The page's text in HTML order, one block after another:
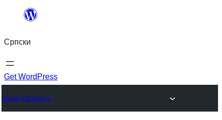
Скочи
садржај
Српски
Get WordPress
Plugin Directory